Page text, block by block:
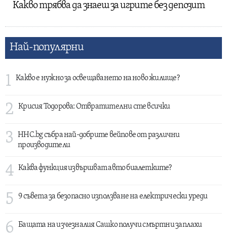
Какво трябва да знаеш за игрите без депозит
Най-популярни
1 Какво е нужно за освещаването на ново жилище?
2 Крисия Тодорова: Отвратителни сте всички
3
HHC.bg събра най-добрите вейпове от различни
производители
4 Каква функция извършват авто биалетките?
5 9 съвета за безопасно използване на електрически уреди
6 Бащата на изчезналия Сашко получи смъртни заплахи